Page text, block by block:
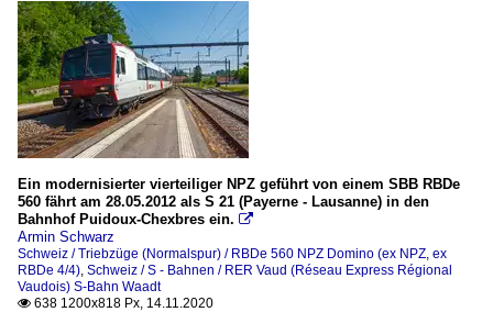
Ein modernisierter vierteiliger NPZ geführt von einem SBB RBDe
560 fährt am 28.05.2012 als S 21 (Payerne - Lausanne) in den
Bahnhof Puidoux-Chexbres ein. 
Armin Schwarz
Schweiz / Triebzüge (Normalspur) / RBDe 560 NPZ Domino (ex NPZ, ex
RBDe 4/4), Schweiz / S - Bahnen / RER Vaud (Réseau Express Régional
Vaudois) S-Bahn Waadt
 638 1200x818 Px, 14.11.2020